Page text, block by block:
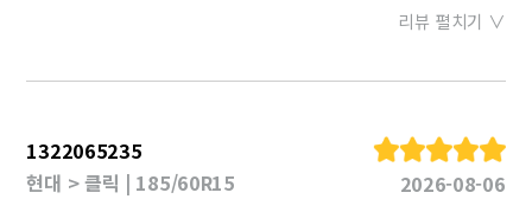
리뷰 펼치기 ∨
1322065235
현대 > 클릭 | 185/60R15
2026-08-06